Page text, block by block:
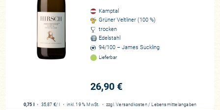
Kamptal
Grüner Veltliner (100 %)
trocken
Edelstahl
94/100 – James Suckling
Lieferbar
26,90 €
0,75 l ・ 35,87 €/ l ・inkl. 19 % MwSt. ・ zzgl.Versandkosten / Lebensmittelangaben